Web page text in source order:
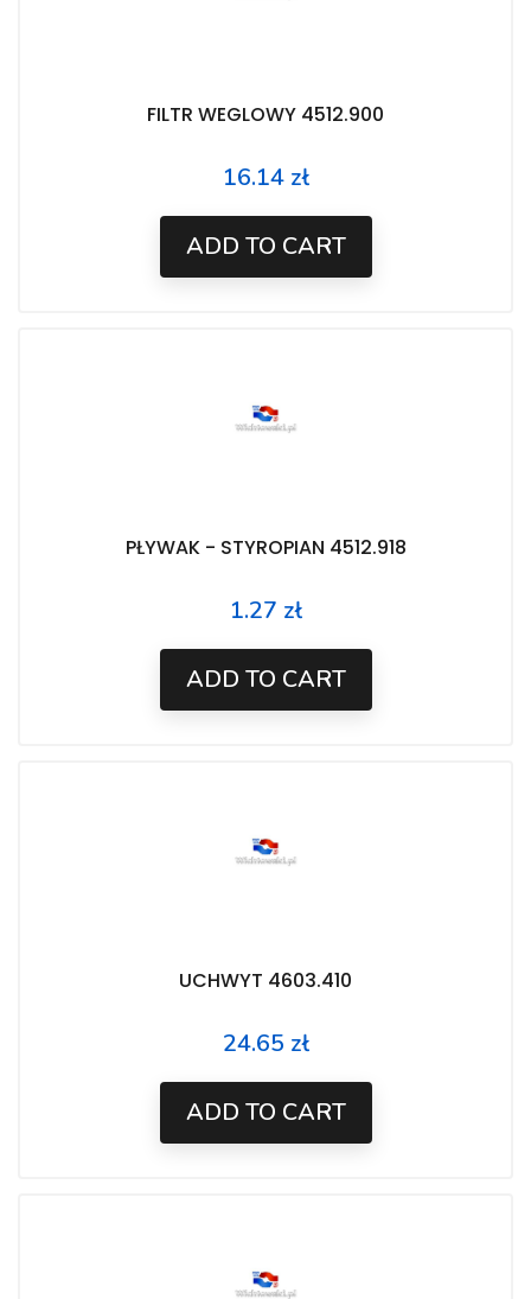
FILTR WEGLOWY 4512.900
Price
16.14 zł
ADD TO CART
PŁYWAK - STYROPIAN 4512.918
Price
1.27 zł
ADD TO CART
UCHWYT 4603.410
Price
24.65 zł
ADD TO CART